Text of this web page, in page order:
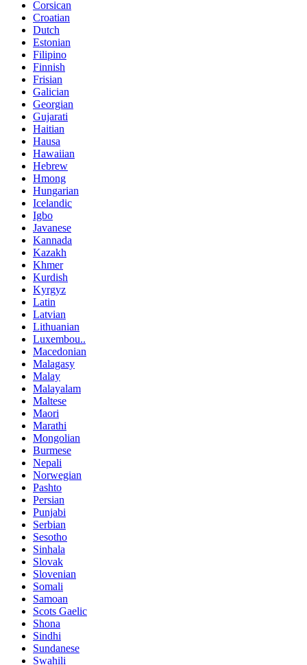
Corsican
Croatian
Dutch
Estonian
Filipino
Finnish
Frisian
Galician
Georgian
Gujarati
Haitian
Hausa
Hawaiian
Hebrew
Hmong
Hungarian
Icelandic
Igbo
Javanese
Kannada
Kazakh
Khmer
Kurdish
Kyrgyz
Latin
Latvian
Lithuanian
Luxembou..
Macedonian
Malagasy
Malay
Malayalam
Maltese
Maori
Marathi
Mongolian
Burmese
Nepali
Norwegian
Pashto
Persian
Punjabi
Serbian
Sesotho
Sinhala
Slovak
Slovenian
Somali
Samoan
Scots Gaelic
Shona
Sindhi
Sundanese
Swahili